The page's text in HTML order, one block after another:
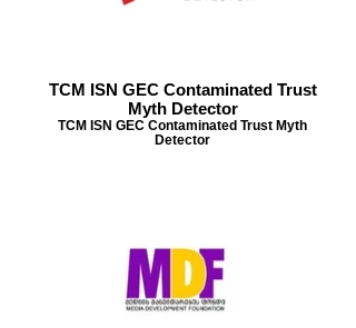
TCM ISN GEC Contaminated Trust
Myth Detector
TCM ISN GEC Contaminated Trust Myth
Detector